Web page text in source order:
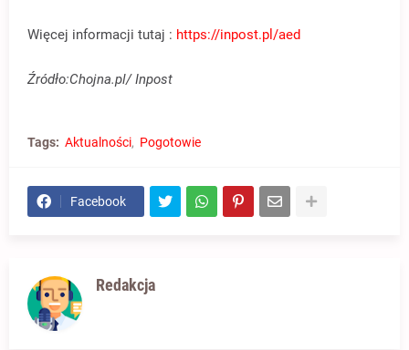
Więcej informacji tutaj : https://inpost.pl/aed
Źródło:Chojna.pl/ Inpost
Tags: Aktualności Pogotowie
Facebook
Redakcja